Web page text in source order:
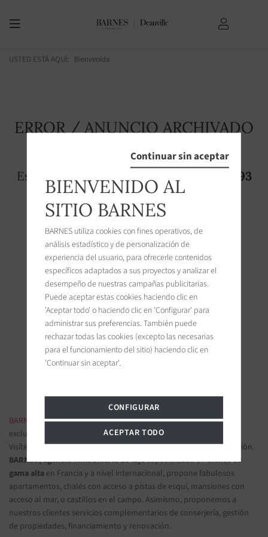
USTED ESTÁ AQUÍ: Bienvenida
ERROR / ANUNCIO ARCHIVADO
Esta página no existe! El anuncio
2594393
ya no es accesible en el sitio
BARNES Deauville
5, Rue Hoche
14800 Deauville, France
Únanse a nosotros en las redes sociales
BARNES INMOBILIARIA DE LUJO- Las más bellas propiedades
exclusivas y apartamentos de lujo
Visítenos en nuestras oficinas y confíenos sus proyectos de inversión.
BARNES, agencia inmobiliaria de lujoespecializada enbienes de
gama alta en Francia y a nivel internacional, propone fabulosos
apartamentos, chalés con acceso a pistas de esquí, mansiones con
acceso al mar, o castillos en el campo. Asimismo, proponemos a
nuestros clientes servicios complementarios de conserjería, gestión
de propiedades, financiamiento y renovación.
Continuar sin aceptar
BIENVENIDO AL
SITIO BARNES
BARNES utiliza cookies con fines operativos, de
análisis estadístico y de personalización de
experiencia del usuario, para ofrecerle contenidos
específicos adaptados a sus proyectos y analizar el
desempeño de nuestras campañas publicitarias.
Puede aceptar estas cookies haciendo clic en
'Aceptar todo' o haciendo clic en 'Configurar' para
administrar sus preferencias. También puede
rechazar todas las cookies (excepto las necesarias
para el funcionamiento del sitio) haciendo clic en
'Continuar sin aceptar'.
CONFIGURAR
ACEPTAR TODO